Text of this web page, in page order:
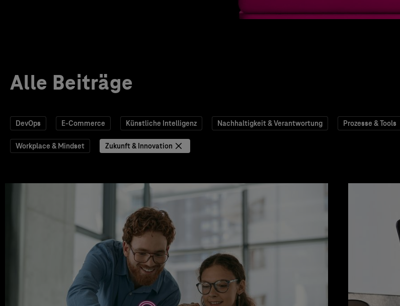
Alle Beiträge
DevOps E-Commerce Künstliche Intelligenz Nachhaltigkeit & Verantwortung Prozesse & Tools
Workplace & Mindset Zukunft & Innovation